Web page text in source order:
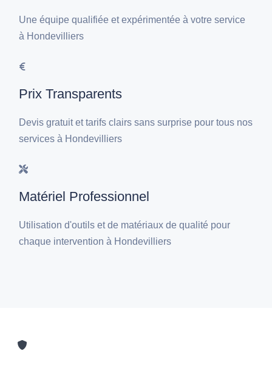
Une équipe qualifiée et expérimentée à votre service
à Hondevilliers
Prix Transparents
Devis gratuit et tarifs clairs sans surprise pour tous nos
services à Hondevilliers
Matériel Professionnel
Utilisation d'outils et de matériaux de qualité pour
chaque intervention à Hondevilliers